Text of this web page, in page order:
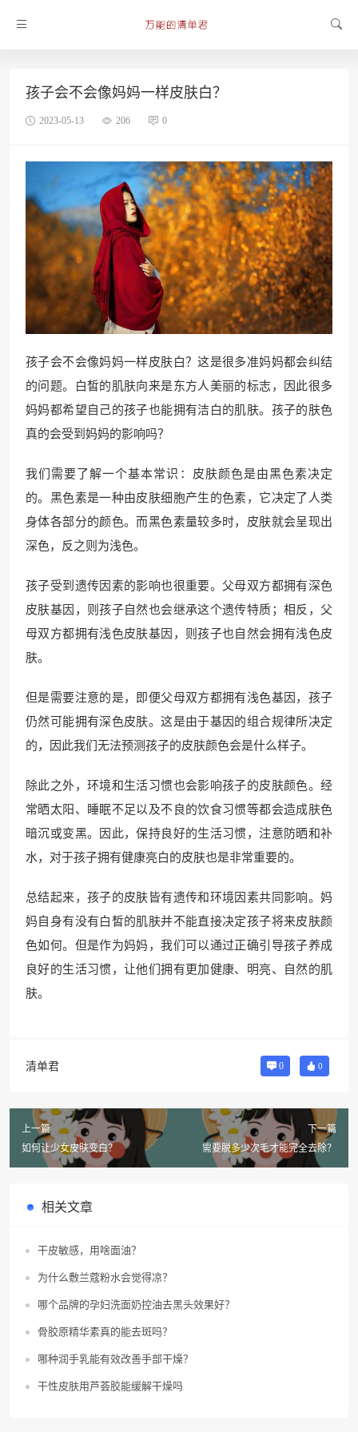
孩子会不会像妈妈一样皮肤白？
2023-05-13 206 0
孩子会不会像妈妈一样皮肤白？这是很多准妈妈都会纠结
的问题。白皙的肌肤向来是东方人美丽的标志，因此很多
妈妈都希望自己的孩子也能拥有洁白的肌肤。孩子的肤色
真的会受到妈妈的影响吗？
我们需要了解一个基本常识：皮肤颜色是由黑色素决定
的。黑色素是一种由皮肤细胞产生的色素，它决定了人类
身体各部分的颜色。而黑色素量较多时，皮肤就会呈现出
深色，反之则为浅色。
孩子受到遗传因素的影响也很重要。父母双方都拥有深色
皮肤基因，则孩子自然也会继承这个遗传特质；相反，父
母双方都拥有浅色皮肤基因，则孩子也自然会拥有浅色皮
肤。
但是需要注意的是，即便父母双方都拥有浅色基因，孩子
仍然可能拥有深色皮肤。这是由于基因的组合规律所决定
的，因此我们无法预测孩子的皮肤颜色会是什么样子。
除此之外，环境和生活习惯也会影响孩子的皮肤颜色。经
常晒太阳、睡眠不足以及不良的饮食习惯等都会造成肤色
暗沉或变黑。因此，保持良好的生活习惯，注意防晒和补
水，对于孩子拥有健康亮白的皮肤也是非常重要的。
总结起来，孩子的皮肤皆有遗传和环境因素共同影响。妈
妈自身有没有白皙的肌肤并不能直接决定孩子将来皮肤颜
色如何。但是作为妈妈，我们可以通过正确引导孩子养成
良好的生活习惯，让他们拥有更加健康、明亮、自然的肌
肤。
清单君 0 0
上一篇
如何让少女皮肤变白？
下一篇
需要脱多少次毛才能完全去除？
相关文章
干皮敏感，用啥面油？
为什么敷兰蔻粉水会觉得凉？
哪个品牌的孕妇洗面奶控油去黑头效果好？
骨胶原精华素真的能去斑吗？
哪种润手乳能有效改善手部干燥？
干性皮肤用芦荟胶能缓解干燥吗